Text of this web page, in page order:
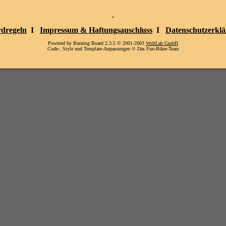
I Impressum & Haftungsauschluss I
Powered by Burning Board 2.3.5 © 2001-2003 WoltLab GmbH
Code-, Style und Template-Anpassungen © Das Fun-Biker-Team